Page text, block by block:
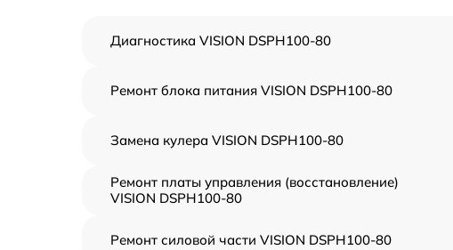
Диагностика VISION DSPH100-80
Ремонт блока питания VISION DSPH100-80
Замена кулера VISION DSPH100-80
Ремонт платы управления (восстановление)
VISION DSPH100-80
Ремонт силовой части VISION DSPH100-80